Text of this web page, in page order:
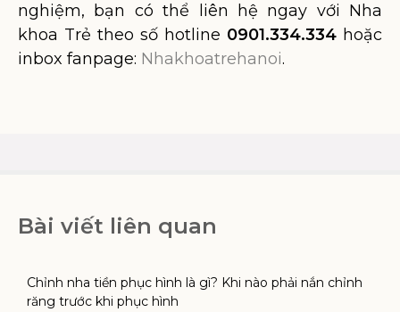
nghiệm, bạn có thể liên hệ ngay với Nha
khoa Trẻ theo số hotline 0901.334.334 hoặc
inbox fanpage: Nhakhoatrehanoi.
Bài viết liên quan
Chỉnh nha tiền phục hình là gì? Khi nào phải nắn chỉnh
răng trước khi phục hình